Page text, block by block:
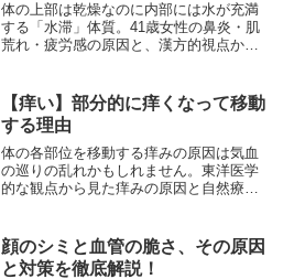
体の上部は乾燥なのに内部には水が充満
する「水滞」体質。41歳女性の鼻炎・肌
荒れ・疲労感の原因と、漢方的視点から
【痒い】部分的に痒くなって移動
する理由
体の各部位を移動する痒みの原因は気血
の巡りの乱れかもしれません。東洋医学
的な観点から見た痒みの原因と自然療法
顔のシミと血管の脆さ、その原因
と対策を徹底解説！